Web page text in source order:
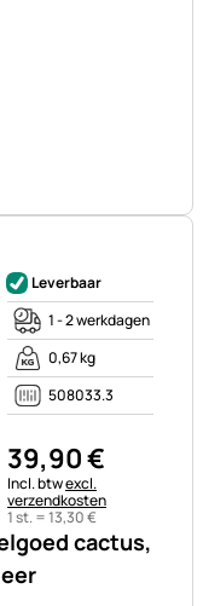
cactus,
Leverbaar
1 - 2 werkdagen
0,67 kg
508033.3
39,90€
Belastinginformatie:
Incl. btwexcl.
verzendkosten
1 st. =13,30€